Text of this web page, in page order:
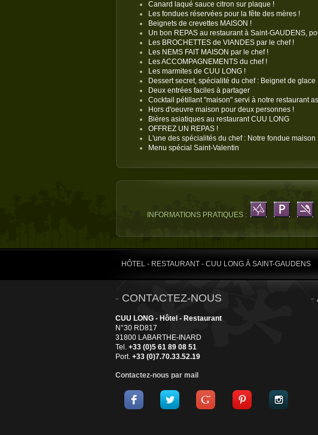
Canard laqué sauce citron sur plaque !
Les fondues réservées pour la fête des mères !
Beignets de crevettes MAISON !
Un bon REPAS au restaurant à Saint-GAUDENS,
Les BROCHETTES de VIANDES par le chef !
Les NEMS FAIT MAISON par le chef !
Les ACCOMPAGNEMENTS du chef !
Les marmites de CUU LONG !
Dessert secret, spécialité du chef : Beignet de glace
Deux entrées faciles à partager
Cocktail pétillant "maison" servi à notre restaurant
Hors d'oeuvre maison pour deux personnes !
Bières asiatiques au restaurant CUU LONG
OFFREZ UN REPAS !
L'une des spécialités du chef : Notre fondue maison
Menu spécial Saint-Valentin
INFORMATIONS PRATIQUES :
HÔTEL - RESTAURANT - CUU LONG À SAINT-GAUDENS
- CONTACTEZ-NOUS
CUU LONG - Hôtel - Restaurant
N°30 RD817
31800 LABARTHE-INARD
Tel. +33 (0)5 61 89 08 51
Port. +33 (0)7.70.33.52.19
Contactez-nous par mail
-